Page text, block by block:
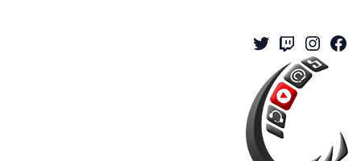
Facebook
Instagram
Twitch
Twitter